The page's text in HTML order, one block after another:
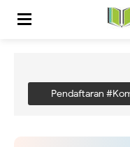
Pendaftaran